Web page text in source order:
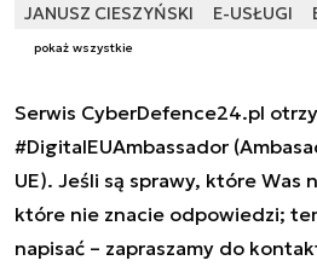
JANUSZ CIESZYŃSKI E-USŁUGI
pokaż wszystkie
Serwis CyberDefence24.pl
#DigitalEUAmbassador
UE). Jeśli są sprawy, które Was
które nie znacie odpowiedzi;
napisać – zapraszamy do